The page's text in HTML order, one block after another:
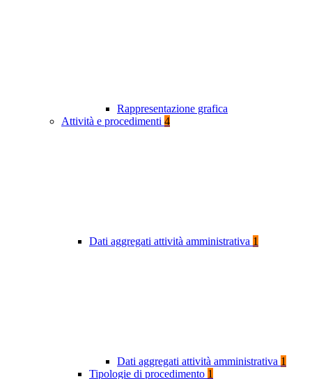
Rappresentazione grafica
Attività e procedimenti 4
Dati aggregati attività amministrativa 1
Dati aggregati attività amministrativa 1
Tipologie di procedimento 1